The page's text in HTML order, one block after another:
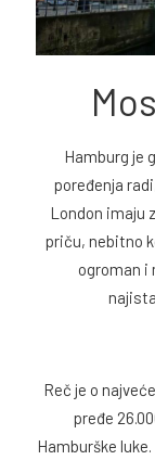
Hamburg je
poređenja
London imaju
priču, nebitno
ogroman i
Reč je o
pređe
Hamburške